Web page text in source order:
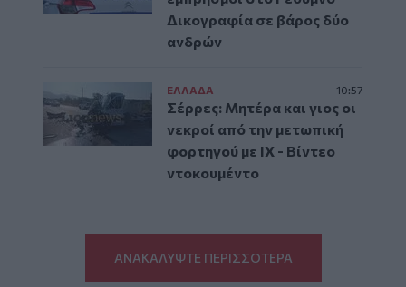
Δικογραφία σε βάρος δύο
ανδρών
ΕΛΛAΔΑ 10:57
Σέρρες: Μητέρα και γιος οι
νεκροί από την μετωπική
φορτηγού με ΙΧ - Βίντεο
ντοκουμέντο
ΑΝΑΚΑΛΥΨΤΕ ΠΕΡΙΣΣΟΤΕΡΑ